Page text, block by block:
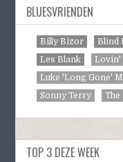
BLUESVRIENDEN
Billy Bizor Blind
Les Blank
Lovin'
Luke 'Long Gone'
Sonny Terry
The
TOP 3 DEZE WEEK